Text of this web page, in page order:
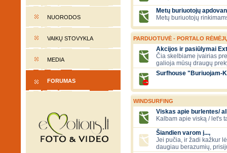
NUORODOS
VAIKŲ STOVYKLA
MEDIA
FORUMAS
Metų buriuotojų
Metų buriuotojų
PARDUOTUVĖ - PORTALO
Akcijos ir pasiūlymai
Čia skelbiame įvairias
galioja mūsų draugų
Surfhouse "Buriuojam-
WINDSURFING
Viskas apie burlentes/
Kalbam apie viską / let's
Šiandien varom į...,
Jei pučia, ir žadi kažkur
daugiau berazumių,